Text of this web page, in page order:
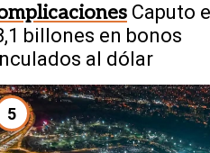
Caputo
billones en bonos
al dólar
5